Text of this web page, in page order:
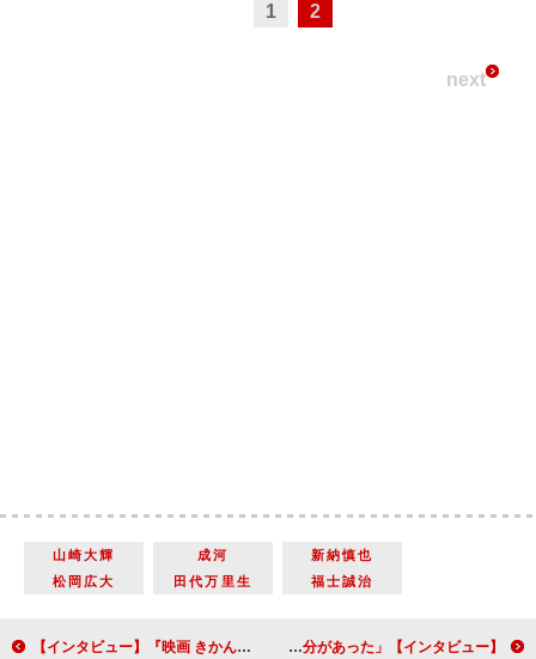
1 2
next
山崎大輝 成河
新納慎也
松岡広大
田代万里生 福士誠治
【インタビュー】『映画 きかんしゃトーマス おいでよ！未来の発明ショー！』賀来賢人「子どもには周りを明るくさせるような人になってほしい」 【インタビュー】映画『裏アカ』瀧内公美 ＳＮＳの裏アカウントにハマる主人公を熱演「演じているうちに、自分と真知子がリンクしていった部分があった」